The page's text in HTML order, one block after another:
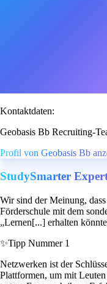
Kontaktdaten:
Geobasis Bb Recruiting-
Profil von Geobasis Bb
StudySmarter
Wir sind der Meinung,
Förderschule mit dem
„Lernen[...] erhalten
✨Tipp Nummer 1
Netzwerken ist der
Plattformen, um mit